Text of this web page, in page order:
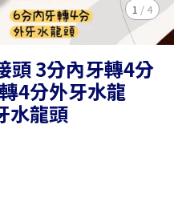
1 / 4
頭 3分內牙轉4分
4分外牙水龍
水龍頭